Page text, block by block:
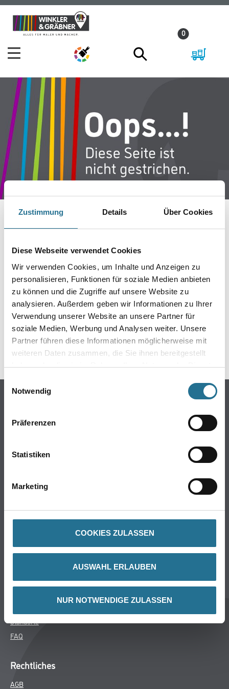
Zustimmung Details Über Cookies
Diese Webseite verwendet Cookies
Wir verwenden Cookies, um Inhalte und Anzeigen zu
personalisieren, Funktionen für soziale Medien anbieten
zu können und die Zugriffe auf unsere Website zu
analysieren. Außerdem geben wir Informationen zu Ihrer
Verwendung unserer Website an unsere Partner für
soziale Medien, Werbung und Analysen weiter. Unsere
Partner führen diese Informationen möglicherweise mit
weiteren Daten zusammen, die Sie ihnen bereitgestellt
haben oder die sie im Rahmen Ihrer Nutzung der Dienste
Einwilligungsauswahl
Notwendig
Präferenzen
Statistiken
Marketing
COOKIES ZULASSEN
AUSWAHL ERLAUBEN
NUR NOTWENDIGE ZULASSEN
Zum
Inhalt
Zum
Navigationsmenü
0
IST AUFGETRETEN
Keine Sorge, wir pinseln schon an der Lösung und
werden das Problem so schnell wie möglich beheben.
Erkunden Sie in der Zwischenzeit unseren Online-Shop
und lassen Sie sich inspirieren.
ZURÜCK ZUM ONLINE-SHOP
Online-Shop
Putze- und Spachtelmassen
Wand- & Deckenbeläge
Winkler & Gräbner
Services
Standorte
FAQ
Rechtliches
AGB